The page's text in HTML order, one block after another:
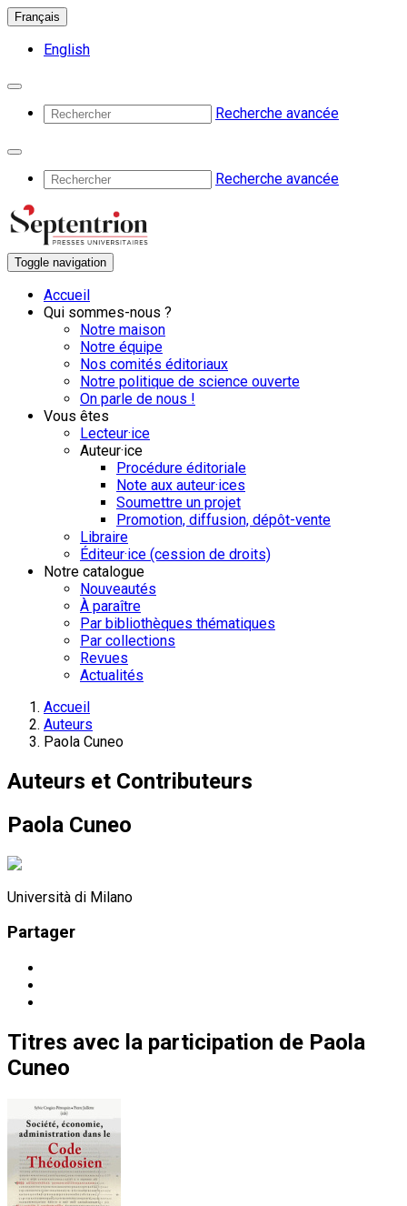
Français
English
Recherche avancée
Recherche avancée
Toggle navigation
Accueil
Qui sommes-nous ?
Notre maison
Notre équipe
Nos comités éditoriaux
Notre politique de science ouverte
On parle de nous !
Vous êtes
Lecteur·ice
Auteur·ice
Procédure éditoriale
Note aux auteur·ices
Soumettre un projet
Promotion, diffusion, dépôt-vente
Libraire
Éditeur·ice (cession de droits)
Notre catalogue
Nouveautés
À paraître
Par bibliothèques thématiques
Par collections
Revues
Actualités
Accueil
Auteurs
Paola Cuneo
Auteurs et Contributeurs
Paola Cuneo
Università di Milano
Partager
Titres avec la participation de Paola
Cuneo